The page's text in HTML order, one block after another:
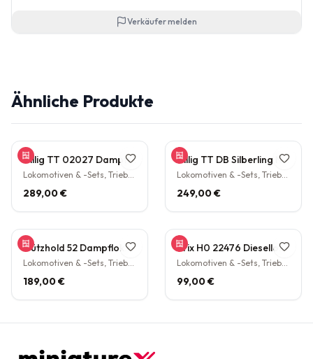
Verkäufer melden
Ähnliche Produkte
Tillig TT 02027 Dampflokomotive BR 38.10 der DB Epoche III Personenzuglok Schlepptender rarität
Lokomotiven & -Sets, Triebwagen
289,00 €
Tillig TT DB Silberling Nahverkehrs-Zugset 4-teilig Steuerwagen Hasenkasten Köln HBF Epoche IV rarität
Lokomotiven & -Sets, Triebwagen
249,00 €
Gützhold 52 Dampflokomotive 32 700 DB Tender Epoche III DC NEM H0 1:87
Lokomotiven & -Sets, Triebwagen
189,00 €
Trix H0 22476 Diesellokomotive BR V160 003 DB NEM Epoche IV H0 1:87
Lokomotiven & -Sets, Triebwagen
99,00 €